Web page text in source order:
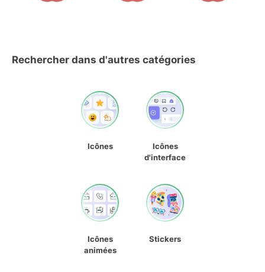
Rechercher dans d'autres catégories
Icônes
Icônes
d'interface
Icônes
animées
Stickers